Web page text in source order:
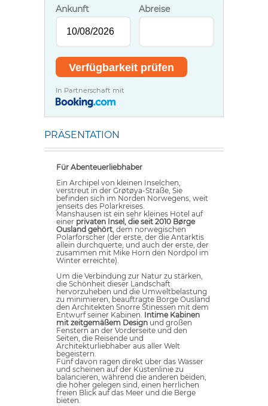
Ankunft Abreise
In Partnerschaft mit
PRÄSENTATION
Für Abenteuerliebhaber
Ein Archipel von kleinen Inselchen,
verstreut in der Grøtøya-Straße, Sie
befinden sich im Norden Norwegens, weit
jenseits des Polarkreises.
Manshausen ist ein sehr kleines Hotel auf
einer privaten Insel, die seit 2010 Børge
Ousland gehört, dem norwegischen
Polarforscher (der erste, der die Antarktis
allein durchquerte, und auch der erste, der
zusammen mit Mike Horn den Nordpol im
Winter erreichte).
Um die Verbindung zur Natur zu stärken,
die Schönheit dieser Landschaft
hervorzuheben und die Umweltbelastung
zu minimieren, beauftragte Borge Ousland
den Architekten Snorre Stinessen mit dem
Entwurf seiner Kabinen. Intime Kabinen
mit zeitgemäßem Design und großen
Fenstern an der Vorderseite und den
Seiten, die Reisende und
Architekturliebhaber aus aller Welt
begeistern.
Fünf davon ragen direkt über das Wasser
und scheinen auf der Küstenlinie zu
balancieren, während die anderen beiden,
die höher gelegen sind, einen herrlichen
freien Blick auf das Meer und die Berge
bieten.